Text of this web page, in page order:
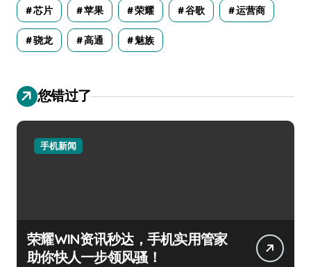
芯片 苹果 荣耀 谷歌 运营商
骁龙 高通 魅族
您错过了
手机新闻
荣耀WIN资讯秒达，手机实用管家
助你快人一步领风骚！